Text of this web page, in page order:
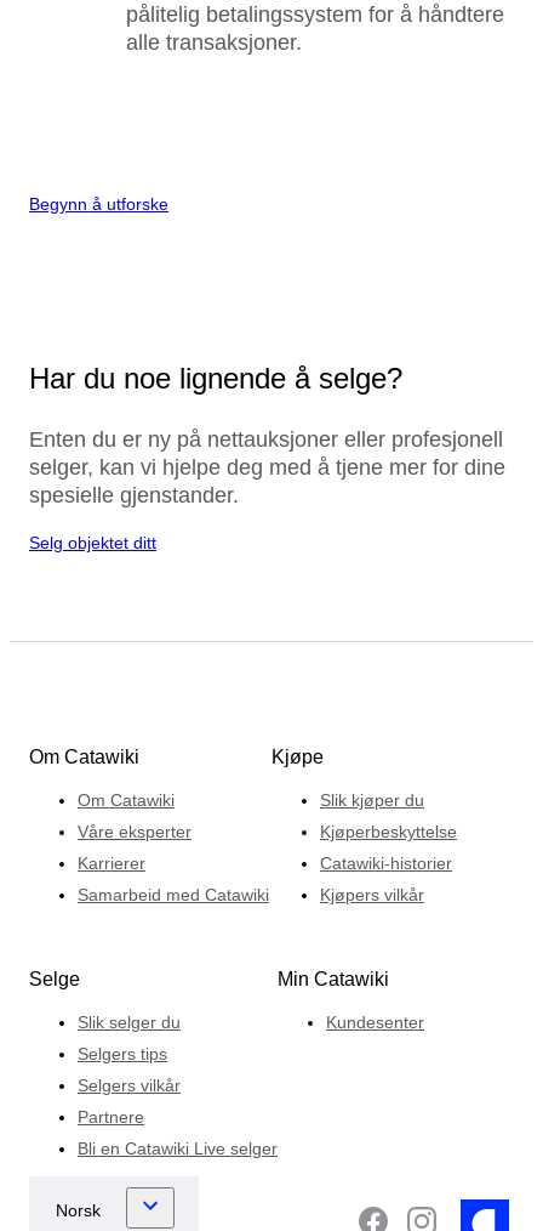
pålitelig betalingssystem for å håndtere
alle transaksjoner.
Begynn å utforske
Har du noe lignende å selge?
Enten du er ny på nettauksjoner eller profesjonell
selger, kan vi hjelpe deg med å tjene mer for dine
spesielle gjenstander.
Selg objektet ditt
Om Catawiki
Om Catawiki
Våre eksperter
Karrierer
Samarbeid med Catawiki
Kjøpe
Slik kjøper du
Kjøperbeskyttelse
Catawiki-historier
Kjøpers vilkår
Selge
Slik selger du
Selgers tips
Selgers vilkår
Partnere
Bli en Catawiki Live selger
Min Catawiki
Kundesenter